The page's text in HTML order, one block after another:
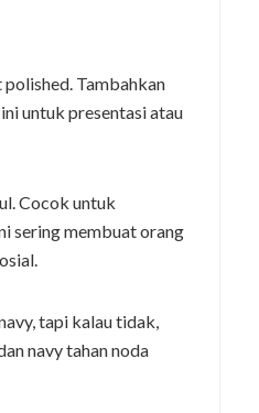
Tambahkan
untuk presentasi atau
Cocok untuk
sering membuat orang
tapi kalau tidak,
navy tahan noda